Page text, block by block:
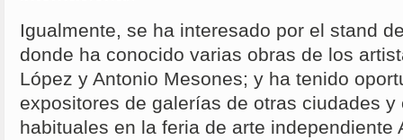
Igualmente, se ha interesado por el stand
donde ha conocido varias obras de los
López y Antonio Mesones; y ha tenido
expositores de galerías de otras ciudades
habituales en la feria de arte independiente